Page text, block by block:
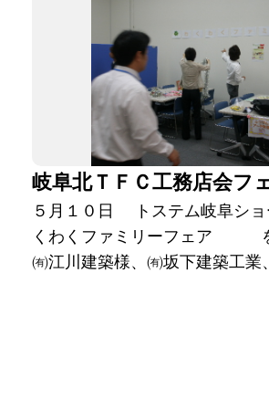
岐阜北ＴＦＣ工務店会フ
５月１０日 トステム岐阜シ
くわくファミリーフェア
㈲江川建築様、㈲坂下建築工業